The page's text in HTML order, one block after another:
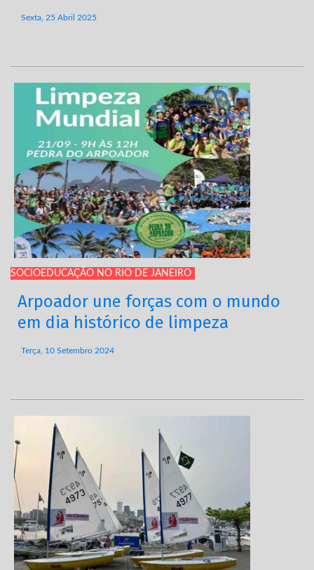
Sexta, 25 Abril 2025
SOCIOEDUCAÇÃO NO RIO DE JANEIRO
Arpoador une forças com o mundo
em dia histórico de limpeza
Terça, 10 Setembro 2024